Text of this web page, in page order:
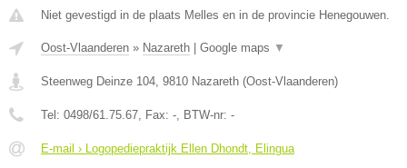
Niet gevestigd in de plaats Melles en in de provincie Henegouwen.
Oost-Vlaanderen » Nazareth Google maps ▼
Steenweg Deinze 104, 9810 Nazareth (Oost-Vlaanderen)
Tel: 0498/61.75.67, Fax: -, BTW-nr: -
E-mail › Logopediepraktijk Ellen Dhondt, Elingua